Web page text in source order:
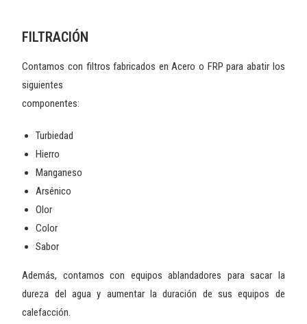
FILTRACIÓN
Contamos con filtros fabricados en Acero o FRP para abatir los
siguientes
componentes:
Turbiedad
Hierro
Manganeso
Arsénico
Olor
Color
Sabor
Además, contamos con equipos ablandadores para sacar la
dureza del agua y aumentar la duración de sus equipos de
calefacción.